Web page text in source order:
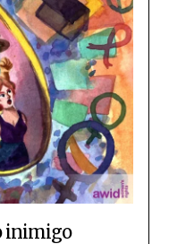
inimigo